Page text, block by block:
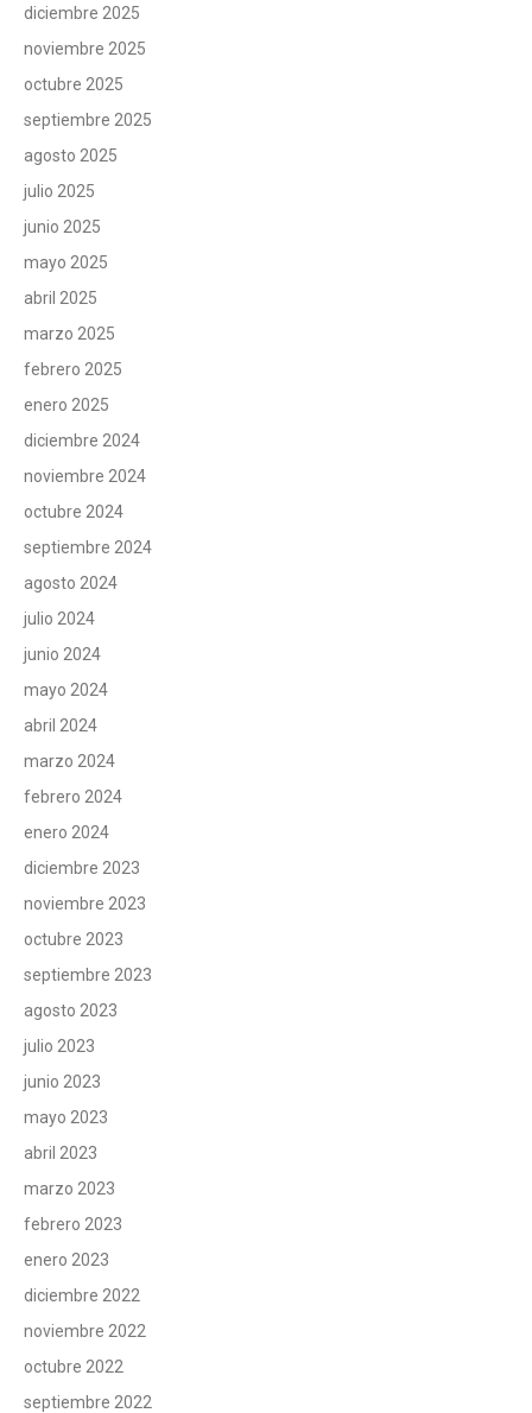
diciembre 2025
noviembre 2025
octubre 2025
septiembre 2025
agosto 2025
julio 2025
junio 2025
mayo 2025
abril 2025
marzo 2025
febrero 2025
enero 2025
diciembre 2024
noviembre 2024
octubre 2024
septiembre 2024
agosto 2024
julio 2024
junio 2024
mayo 2024
abril 2024
marzo 2024
febrero 2024
enero 2024
diciembre 2023
noviembre 2023
octubre 2023
septiembre 2023
agosto 2023
julio 2023
junio 2023
mayo 2023
abril 2023
marzo 2023
febrero 2023
enero 2023
diciembre 2022
noviembre 2022
octubre 2022
septiembre 2022